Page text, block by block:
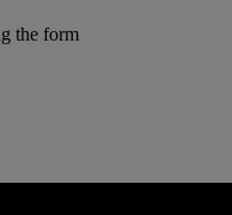
the form